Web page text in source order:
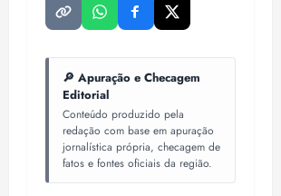
🔎 Apuração e Checagem
Editorial
Conteúdo produzido pela
redação com base em apuração
jornalística própria, checagem de
fatos e fontes oficiais da região.